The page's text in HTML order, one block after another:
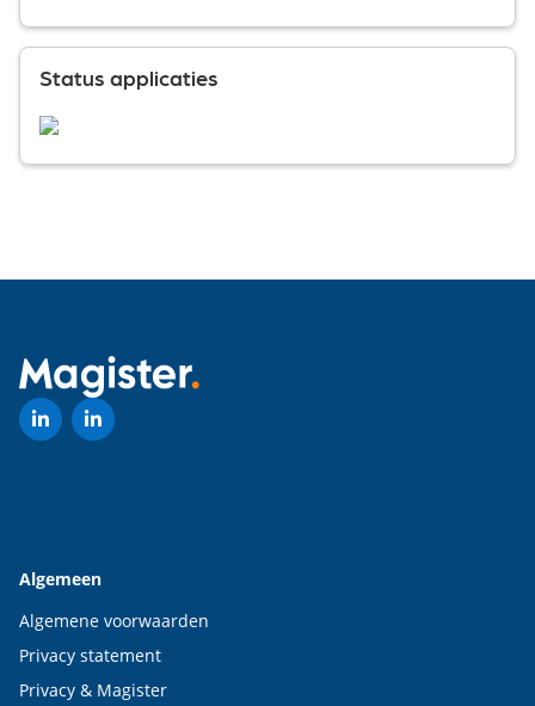
Status applicaties
Algemeen
Algemene voorwaarden
Privacy statement
Privacy & Magister